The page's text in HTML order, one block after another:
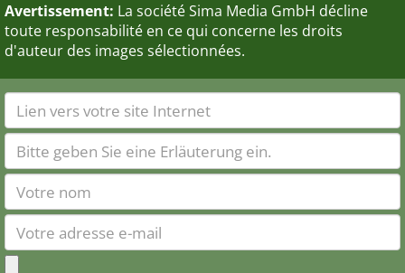
Avertissement: La société Sima Media GmbH décline
toute responsabilité en ce qui concerne les droits
d'auteur des images sélectionnées.